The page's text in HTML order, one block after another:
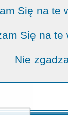
Się na te
Się na
Nie